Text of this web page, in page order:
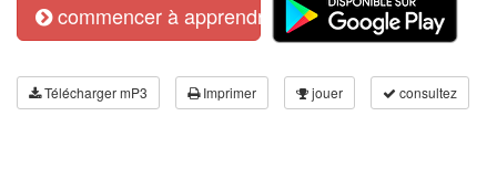
commencer à apprendre
Télécharger mP3 Imprimer jouer consultez